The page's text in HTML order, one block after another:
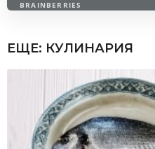
ЕЩЕ: КУЛИНАРИЯ